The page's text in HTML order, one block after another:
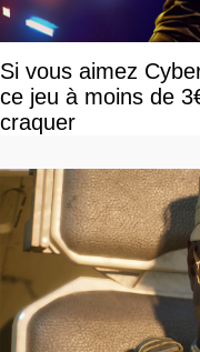
Si vous aimez
ce jeu à moins de
craquer